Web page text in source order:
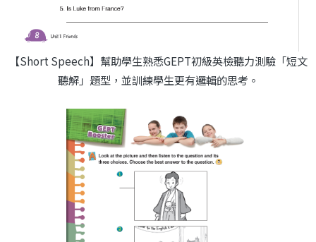
【Short Speech】幫助學生熟悉GEPT初級英檢聽力測驗「短文
聽解」題型，並訓練學生更有邏輯的思考。